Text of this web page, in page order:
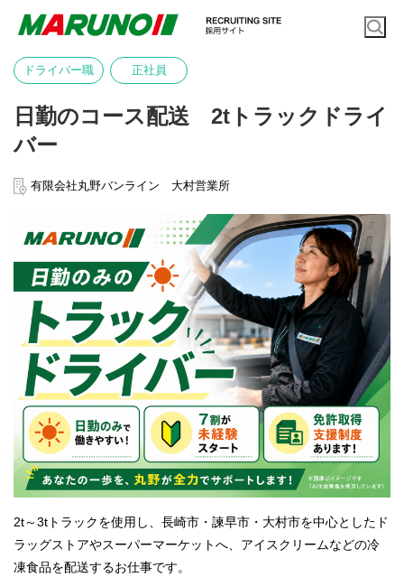
ドライバー職 正社員
日勤のコース配送 2tトラックドライ
バー
有限会社丸野バンライン 大村営業所
2t～3tトラックを使用し、長崎市・諫早市・大村市を中心としたド
ラッグストアやスーパーマーケットへ、アイスクリームなどの冷
凍食品を配送するお仕事です。